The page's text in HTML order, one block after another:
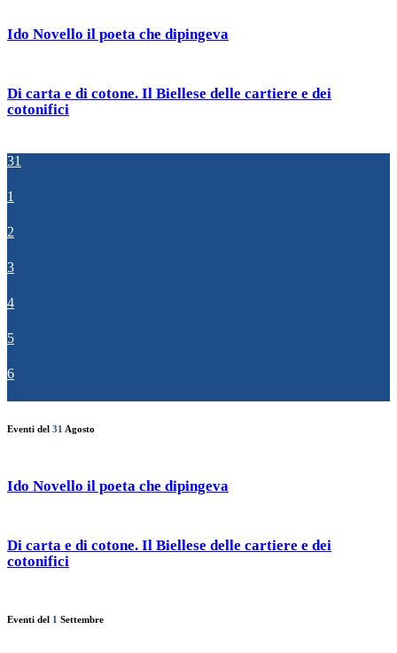
Ido Novello il poeta che dipingeva
Di carta e di cotone. Il Biellese delle cartiere e dei
cotonifici
31
1
2
3
4
5
6
Eventi del 31 Agosto
Ido Novello il poeta che dipingeva
Di carta e di cotone. Il Biellese delle cartiere e dei
cotonifici
Eventi del 1 Settembre